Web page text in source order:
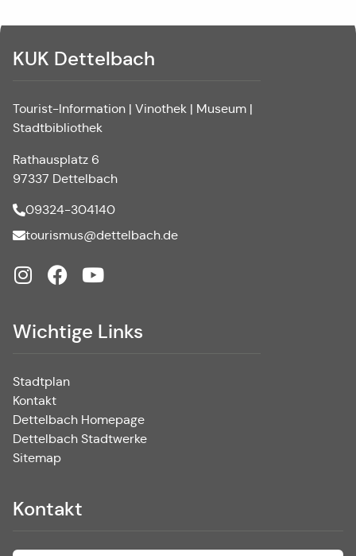
KUK Dettelbach
Tourist-Information | Vinothek | Museum |
Stadtbibliothek
Rathausplatz 6
97337 Dettelbach
09324-304140
tourismus@dettelbach.de
Wichtige Links
Stadtplan
Kontakt
Dettelbach Homepage
Dettelbach Stadtwerke
Sitemap
Kontakt